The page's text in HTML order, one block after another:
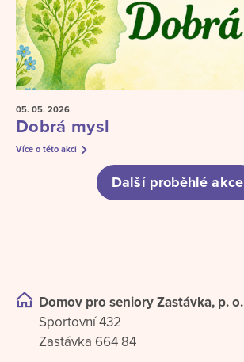
05. 05. 2026
Dobrá mysl
Více o této akci
Další proběhlé akce
Domov pro seniory Zastávka, p. o.
Sportovní 432
Zastávka 664 84